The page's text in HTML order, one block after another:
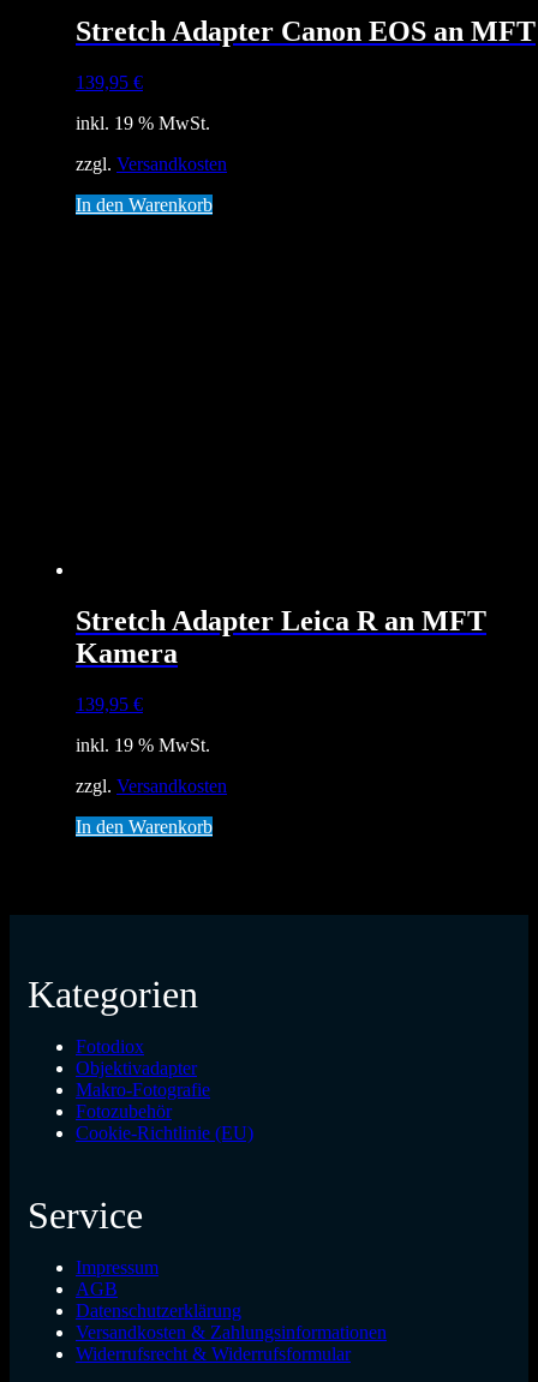
Stretch Adapter Canon EOS an MFT
139,95 €
inkl. 19 % MwSt.
zzgl. Versandkosten
In den Warenkorb
Stretch Adapter Leica R an MFT
Kamera
139,95 €
inkl. 19 % MwSt.
zzgl. Versandkosten
In den Warenkorb
Kategorien
Fotodiox
Objektivadapter
Makro-Fotografie
Fotozubehör
Cookie-Richtlinie (EU)
Service
Impressum
AGB
Datenschutzerklärung
Versandkosten & Zahlungsinformationen
Widerrufsrecht & Widerrufsformular